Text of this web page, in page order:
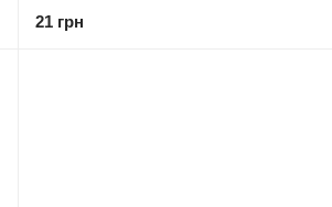
21 грн